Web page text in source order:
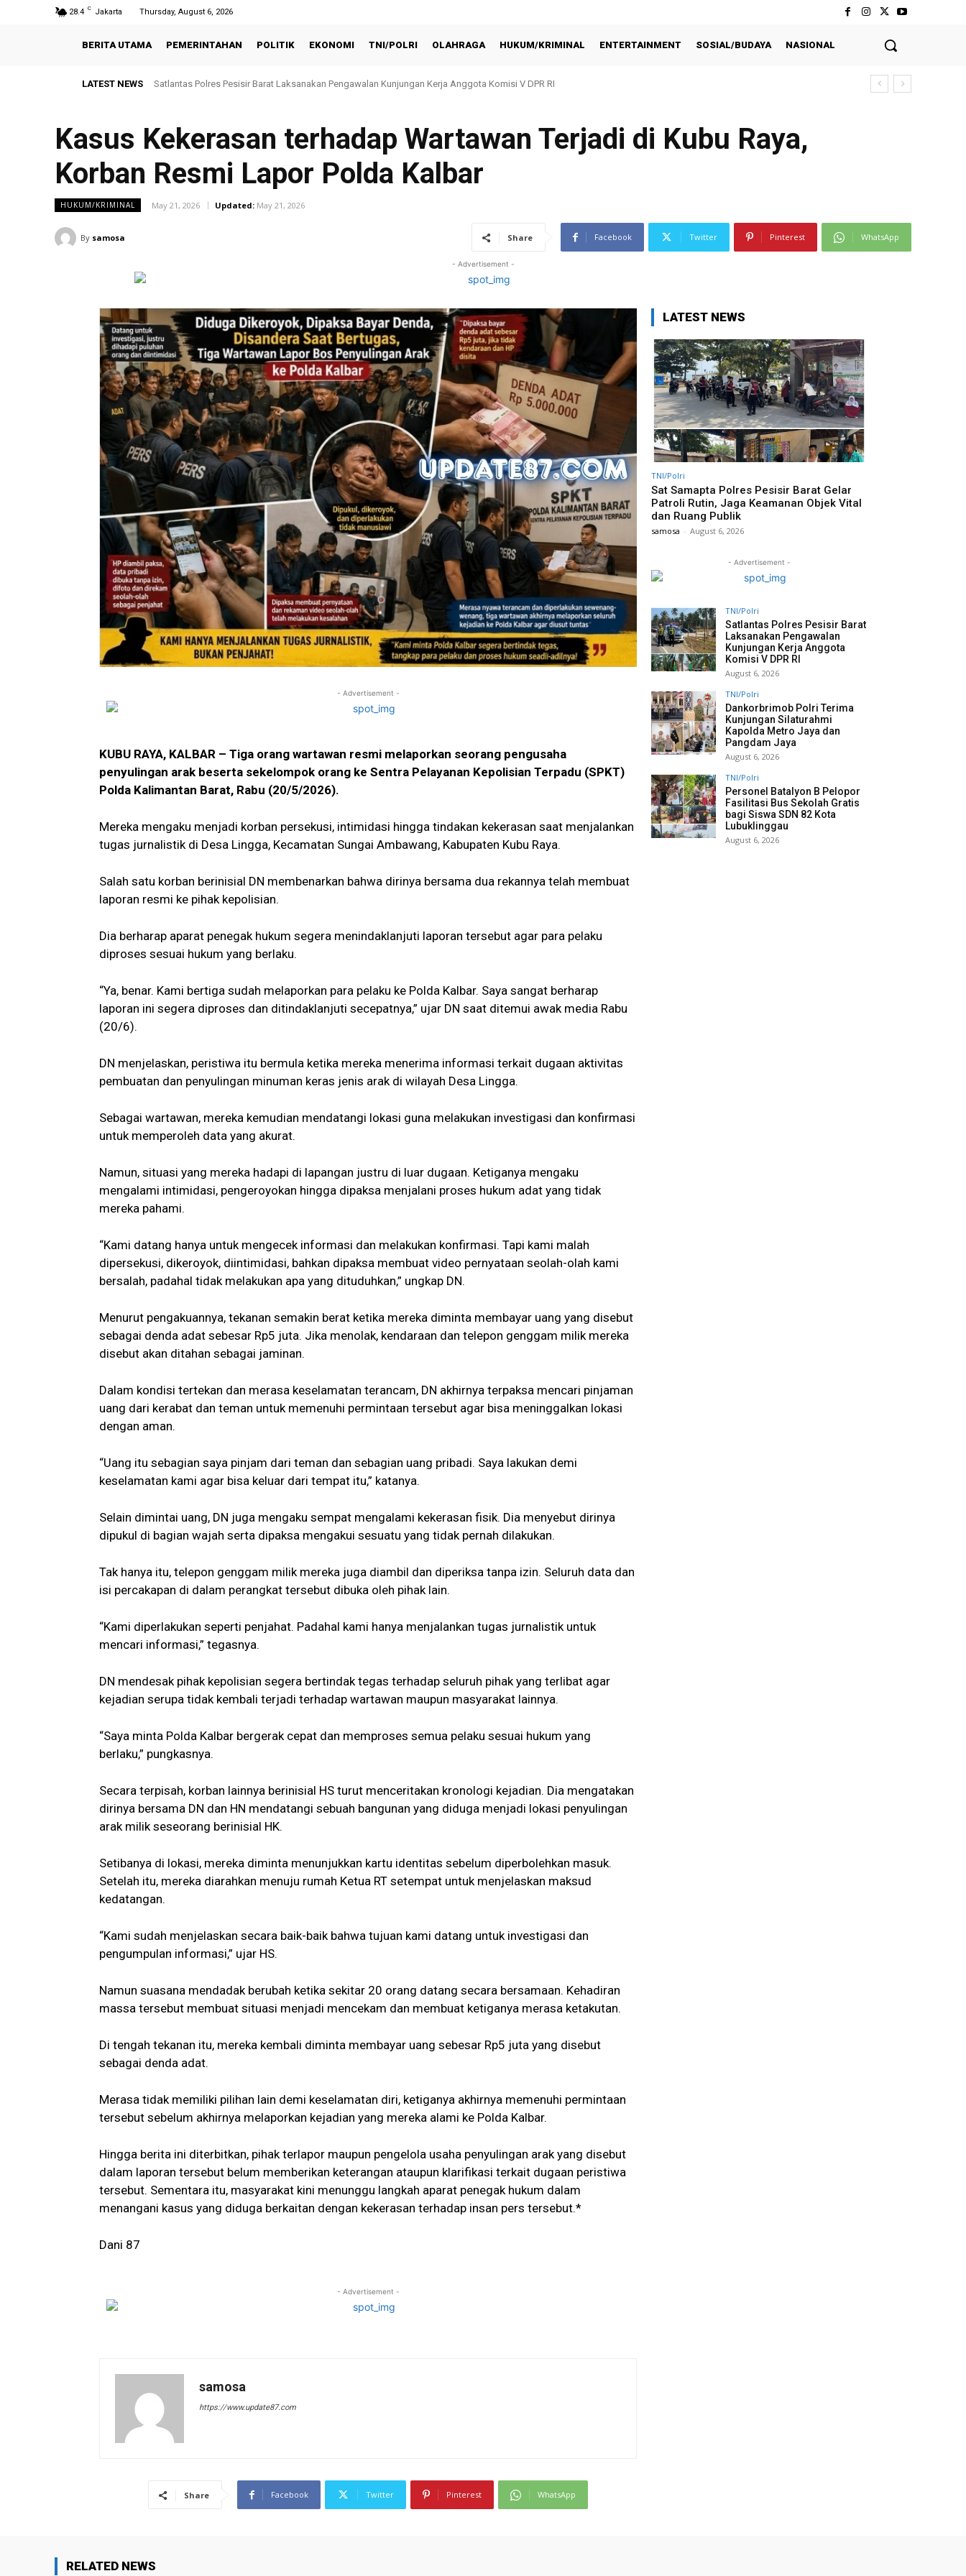
28.4 C Jakarta Thursday, August 6, 2026
BERITA UTAMA PEMERINTAHAN POLITIK EKONOMI TNI/POLRI OLAHRAGA HUKUM/KRIMINAL ENTERTAINMENT SOSIAL/BUDAYA NASIONAL
LATEST NEWS Satlantas Polres Pesisir Barat Laksanakan Pengawalan Kunjungan Kerja Anggota Komisi V DPR RI
Dankorbrimob Polri Terima Kunjungan Silaturahmi Kapolda Metro Jaya dan Pangdam Jaya
Kasus Kekerasan terhadap Wartawan Terjadi di Kubu Raya,
Korban Resmi Lapor Polda Kalbar
HUKUM/KRIMINAL May 21, 2026 Updated: May 21, 2026
By samosa Share Facebook Twitter Pinterest WhatsApp
- Advertisement -
- Advertisement -
KUBU RAYA, KALBAR – Tiga orang wartawan resmi melaporkan seorang pengusaha
penyulingan arak beserta sekelompok orang ke Sentra Pelayanan Kepolisian Terpadu (SPKT)
Polda Kalimantan Barat, Rabu (20/5/2026).
Mereka mengaku menjadi korban persekusi, intimidasi hingga tindakan kekerasan saat menjalankan
tugas jurnalistik di Desa Lingga, Kecamatan Sungai Ambawang, Kabupaten Kubu Raya.
Salah satu korban berinisial DN membenarkan bahwa dirinya bersama dua rekannya telah membuat
laporan resmi ke pihak kepolisian.
Dia berharap aparat penegak hukum segera menindaklanjuti laporan tersebut agar para pelaku
diproses sesuai hukum yang berlaku.
“Ya, benar. Kami bertiga sudah melaporkan para pelaku ke Polda Kalbar. Saya sangat berharap
laporan ini segera diproses dan ditindaklanjuti secepatnya,” ujar DN saat ditemui awak media Rabu
(20/6).
DN menjelaskan, peristiwa itu bermula ketika mereka menerima informasi terkait dugaan aktivitas
pembuatan dan penyulingan minuman keras jenis arak di wilayah Desa Lingga.
Sebagai wartawan, mereka kemudian mendatangi lokasi guna melakukan investigasi dan konfirmasi
untuk memperoleh data yang akurat.
Namun, situasi yang mereka hadapi di lapangan justru di luar dugaan. Ketiganya mengaku
mengalami intimidasi, pengeroyokan hingga dipaksa menjalani proses hukum adat yang tidak
mereka pahami.
“Kami datang hanya untuk mengecek informasi dan melakukan konfirmasi. Tapi kami malah
dipersekusi, dikeroyok, diintimidasi, bahkan dipaksa membuat video pernyataan seolah-olah kami
bersalah, padahal tidak melakukan apa yang dituduhkan,” ungkap DN.
Menurut pengakuannya, tekanan semakin berat ketika mereka diminta membayar uang yang disebut
sebagai denda adat sebesar Rp5 juta. Jika menolak, kendaraan dan telepon genggam milik mereka
disebut akan ditahan sebagai jaminan.
Dalam kondisi tertekan dan merasa keselamatan terancam, DN akhirnya terpaksa mencari pinjaman
uang dari kerabat dan teman untuk memenuhi permintaan tersebut agar bisa meninggalkan lokasi
dengan aman.
“Uang itu sebagian saya pinjam dari teman dan sebagian uang pribadi. Saya lakukan demi
keselamatan kami agar bisa keluar dari tempat itu,” katanya.
Selain dimintai uang, DN juga mengaku sempat mengalami kekerasan fisik. Dia menyebut dirinya
dipukul di bagian wajah serta dipaksa mengakui sesuatu yang tidak pernah dilakukan.
Tak hanya itu, telepon genggam milik mereka juga diambil dan diperiksa tanpa izin. Seluruh data dan
isi percakapan di dalam perangkat tersebut dibuka oleh pihak lain.
“Kami diperlakukan seperti penjahat. Padahal kami hanya menjalankan tugas jurnalistik untuk
mencari informasi,” tegasnya.
DN mendesak pihak kepolisian segera bertindak tegas terhadap seluruh pihak yang terlibat agar
kejadian serupa tidak kembali terjadi terhadap wartawan maupun masyarakat lainnya.
“Saya minta Polda Kalbar bergerak cepat dan memproses semua pelaku sesuai hukum yang
berlaku,” pungkasnya.
Secara terpisah, korban lainnya berinisial HS turut menceritakan kronologi kejadian. Dia mengatakan
dirinya bersama DN dan HN mendatangi sebuah bangunan yang diduga menjadi lokasi penyulingan
arak milik seseorang berinisial HK.
Setibanya di lokasi, mereka diminta menunjukkan kartu identitas sebelum diperbolehkan masuk.
Setelah itu, mereka diarahkan menuju rumah Ketua RT setempat untuk menjelaskan maksud
kedatangan.
“Kami sudah menjelaskan secara baik-baik bahwa tujuan kami datang untuk investigasi dan
pengumpulan informasi,” ujar HS.
Namun suasana mendadak berubah ketika sekitar 20 orang datang secara bersamaan. Kehadiran
massa tersebut membuat situasi menjadi mencekam dan membuat ketiganya merasa ketakutan.
Di tengah tekanan itu, mereka kembali diminta membayar uang sebesar Rp5 juta yang disebut
sebagai denda adat.
Merasa tidak memiliki pilihan lain demi keselamatan diri, ketiganya akhirnya memenuhi permintaan
tersebut sebelum akhirnya melaporkan kejadian yang mereka alami ke Polda Kalbar.
Hingga berita ini diterbitkan, pihak terlapor maupun pengelola usaha penyulingan arak yang disebut
dalam laporan tersebut belum memberikan keterangan ataupun klarifikasi terkait dugaan peristiwa
tersebut. Sementara itu, masyarakat kini menunggu langkah aparat penegak hukum dalam
menangani kasus yang diduga berkaitan dengan kekerasan terhadap insan pers tersebut.*
Dani 87
- Advertisement -
samosa
https://www.update87.com
Share Facebook Twitter Pinterest WhatsApp
LATEST NEWS
TNI/Polri
Sat Samapta Polres Pesisir Barat Gelar
Patroli Rutin, Jaga Keamanan Objek Vital
dan Ruang Publik
samosa - August 6, 2026
- Advertisement -
TNI/Polri
Satlantas Polres Pesisir Barat
Laksanakan Pengawalan
Kunjungan Kerja Anggota
Komisi V DPR RI
August 6, 2026
TNI/Polri
Dankorbrimob Polri Terima
Kunjungan Silaturahmi
Kapolda Metro Jaya dan
Pangdam Jaya
August 6, 2026
TNI/Polri
Personel Batalyon B Pelopor
Fasilitasi Bus Sekolah Gratis
bagi Siswa SDN 82 Kota
Lubuklinggau
August 6, 2026
RELATED NEWS